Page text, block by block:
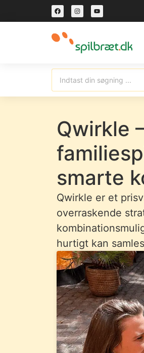
Qwirkle
smarte
Qwirkle er et
overraskende
hurtigt kan